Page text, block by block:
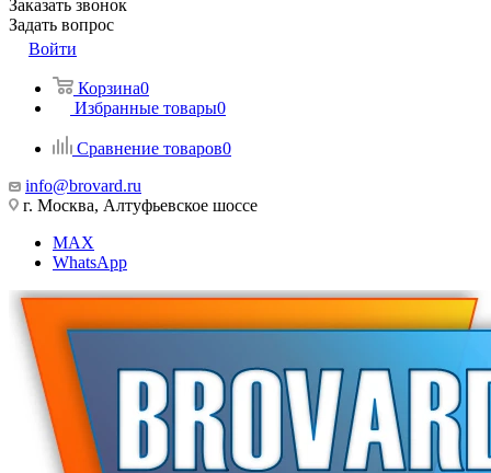
Заказать звонок
Задать вопрос
Войти
Корзина0
Избранные товары0
Сравнение товаров0
info@brovard.ru
г. Москва, Алтуфьевское шоссе
MAX
WhatsApp